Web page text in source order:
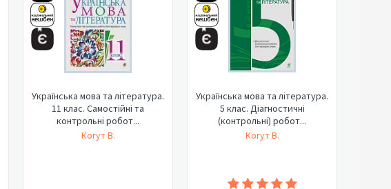
Українська мова та література.
11 клас. Самостійні та
контрольні робот...
Когут В.
Українська мова та література.
5 клас. Діагностичні
(контрольні) робот...
Когут В.